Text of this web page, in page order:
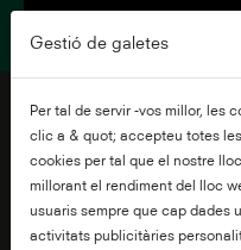
32"
Gestió de galetes
Per tal de servir -vos millor, les
clic a & quot; accepteu totes
cookies per tal que el nostre
millorant el rendiment del lloc
usuaris sempre que cap dades
activitats publicitàries